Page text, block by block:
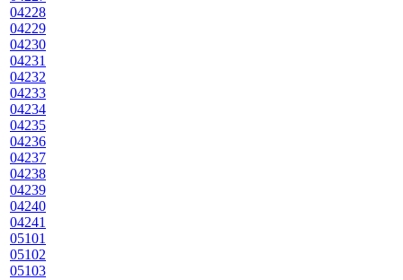
04228
04229
04230
04231
04232
04233
04234
04235
04236
04237
04238
04239
04240
04241
05101
05102
05103